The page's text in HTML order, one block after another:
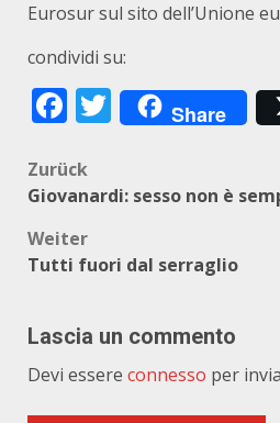
Eurosur sul sito dell’Unione
condividi su:
Facebook
Twitter
Share
Zurück
Giovanardi: sesso non è
Weiter
Tutti fuori dal serraglio
Lascia un commento
Devi essere connesso per